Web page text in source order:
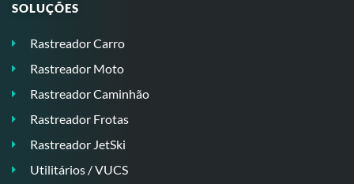
SOLUÇÕES
Rastreador Carro
Rastreador Moto
Rastreador Caminhão
Rastreador Frotas
Rastreador JetSki
Utilitários / VUCS